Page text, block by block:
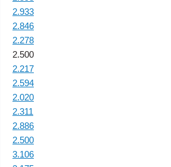
2.933
2.846
2.278
2.500
2.217
2.594
2.020
2.311
2.886
2.500
3.106